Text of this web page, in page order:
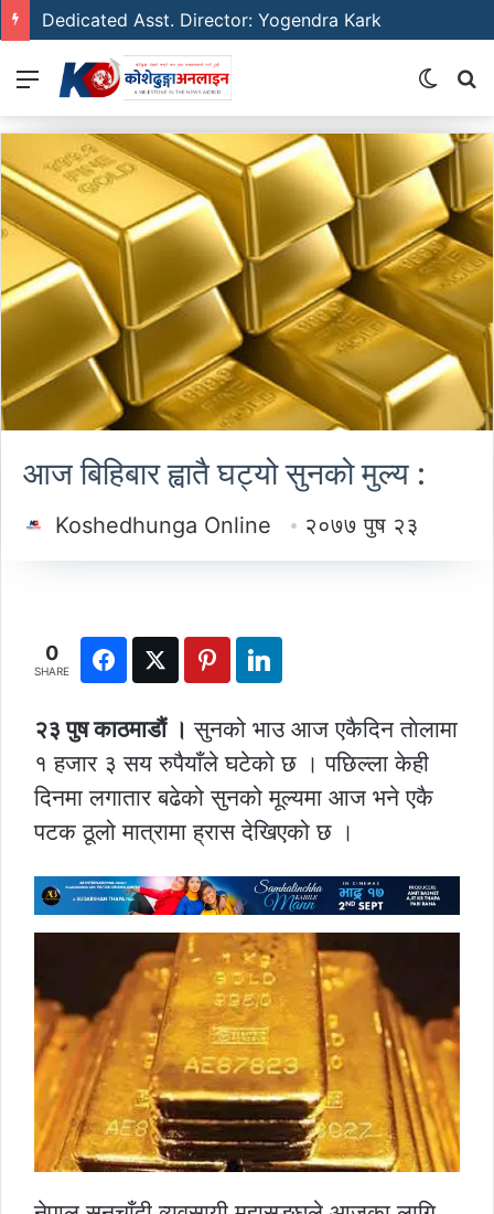
Dedicated Asst. Director: Yogendra Kark
Menu
Switch
आज बिहिबार ह्वातै घट्यो सुनको मुल्य :
Koshedhunga Online २०७७ पुष २३
0
SHARE
२३ पुष काठमाडौं । सुनको भाउ आज एकैदिन ताेलामा
१ हजार ३ सय रुपैयाँले घटेको छ । पछिल्ला केही
दिनमा लगातार बढेको सुनको मूल्यमा आज भने एकै
पटक ठूलो मात्रामा ह्रास देखिएको छ ।